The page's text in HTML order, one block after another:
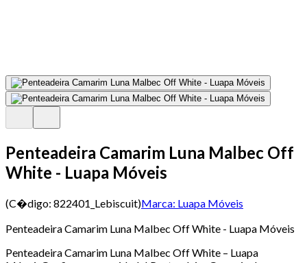
Penteadeira Camarim Luna Malbec Off
White - Luapa Móveis
(C�digo: 822401_Lebiscuit)Marca: Luapa Móveis
Penteadeira Camarim Luna Malbec Off White - Luapa Móveis
Penteadeira Camarim Luna Malbec Off White – Luapa